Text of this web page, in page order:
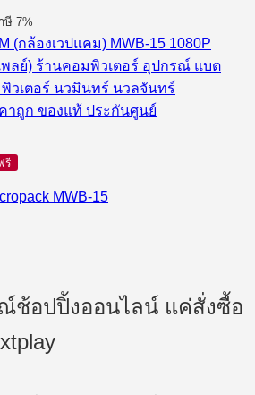
฿.
ษี 7%
รี
MWB-15
ช้อปปิ้งออนไลน์ แค่สั่งซื้อ